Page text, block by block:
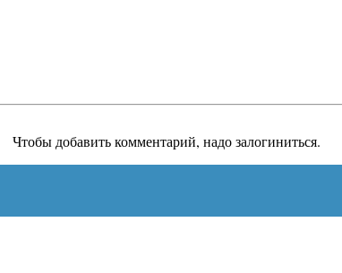
Чтобы добавить комментарий, надо залогиниться.